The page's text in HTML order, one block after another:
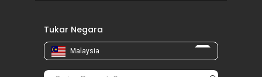
Tukar Negara
Malaysia